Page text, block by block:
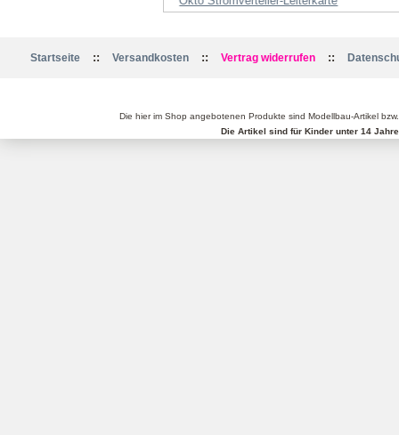
Startseite :: Versandkosten :: Vertrag widerrufen ::
Die hier im Shop angebotenen Produkte sind Modellbau-Artikel
Die Artikel sind für Kinder unter 14